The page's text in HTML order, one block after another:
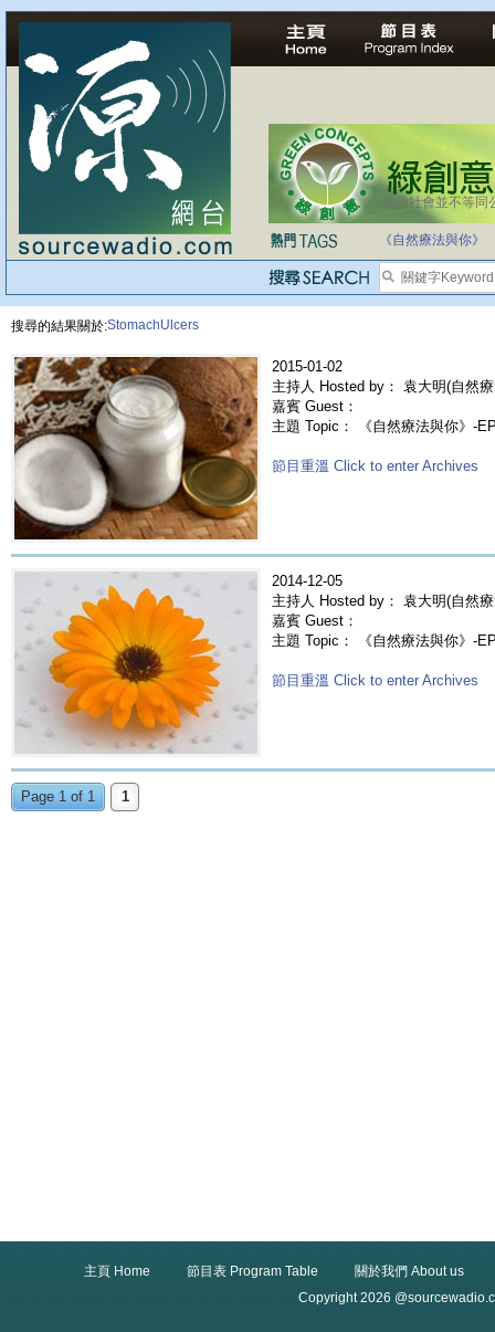
法治社會並不等同
自家教育合法化-
《自然療法與你》
搜尋的結果關於:StomachUlcers
2015-01-02
主持人 Hosted by： 袁大明(自然
嘉賓 Guest：
主題 Topic： 《自然療法與你》-
節目重溫 Click to enter Archives
2014-12-05
主持人 Hosted by： 袁大明(自然
嘉賓 Guest：
主題 Topic： 《自然療法與你》-
節目重溫 Click to enter Archives
Page 1 of 1 1
主頁 Home 節目表 Program Table
關於我們 About us
Copyright 2026